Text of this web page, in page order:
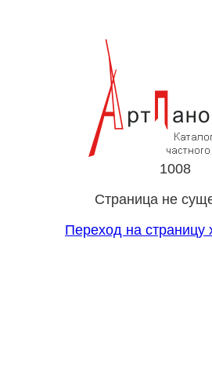
1008
Страница не
Переход на страницу